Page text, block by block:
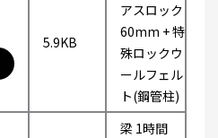
5.9KB
アスロック
60mm + 特
殊ロックウ
ールフェル
ト(鋼管柱)
梁 1時間